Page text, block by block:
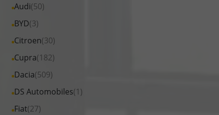
Audi(50)
Alle
Fahrzeuge
Audi
anzeigen
BYD(3)
Alle
Fahrzeuge
BYD
anzeigen
Citroen(30)
Alle
Fahrzeuge
Citroen
anzeigen
Cupra(182)
Alle
Fahrzeuge
Cupra
anzeigen
Dacia(509)
Alle
Fahrzeuge
DS Automobiles(1)
Alle
Fahrzeuge
Fiat(27)
Alle